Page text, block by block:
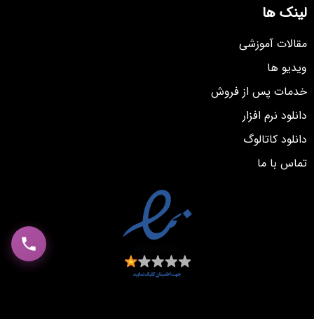
لینک ها
مقالات آموزشی
ویدیو ها
خدمات پس از فروش
دانلود نرم افزار
دانلود کاتالوگ
تماس با ما